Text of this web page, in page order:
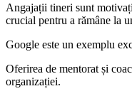
Angajații tineri sunt
crucial pentru a rămâne la
Google este un exemplu
Oferirea de mentorat și
organizației.